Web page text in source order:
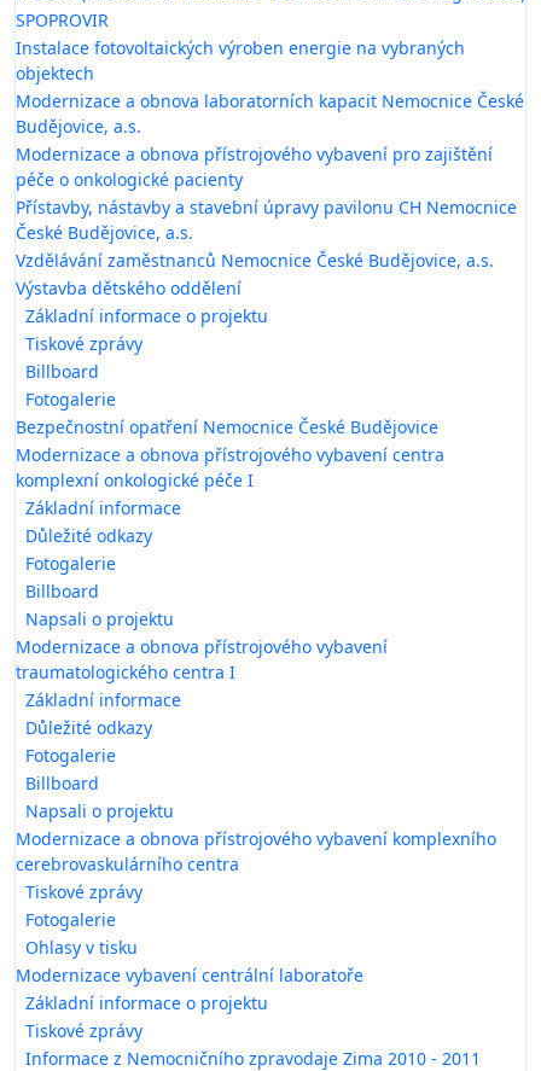
SPOPROVIR
Instalace fotovoltaických výroben energie na vybraných
objektech
Modernizace a obnova laboratorních kapacit Nemocnice České
Budějovice, a.s.
Modernizace a obnova přístrojového vybavení pro zajištění
péče o onkologické pacienty
Přístavby, nástavby a stavební úpravy pavilonu CH Nemocnice
České Budějovice, a.s.
Vzdělávání zaměstnanců Nemocnice České Budějovice, a.s.
Výstavba dětského oddělení
Základní informace o projektu
Tiskové zprávy
Billboard
Fotogalerie
Bezpečnostní opatření Nemocnice České Budějovice
Modernizace a obnova přístrojového vybavení centra
komplexní onkologické péče I
Základní informace
Důležité odkazy
Fotogalerie
Billboard
Napsali o projektu
Modernizace a obnova přístrojového vybavení
traumatologického centra I
Základní informace
Důležité odkazy
Fotogalerie
Billboard
Napsali o projektu
Modernizace a obnova přístrojového vybavení komplexního
cerebrovaskulárního centra
Tiskové zprávy
Fotogalerie
Ohlasy v tisku
Modernizace vybavení centrální laboratoře
Základní informace o projektu
Tiskové zprávy
Informace z Nemocničního zpravodaje Zima 2010 - 2011